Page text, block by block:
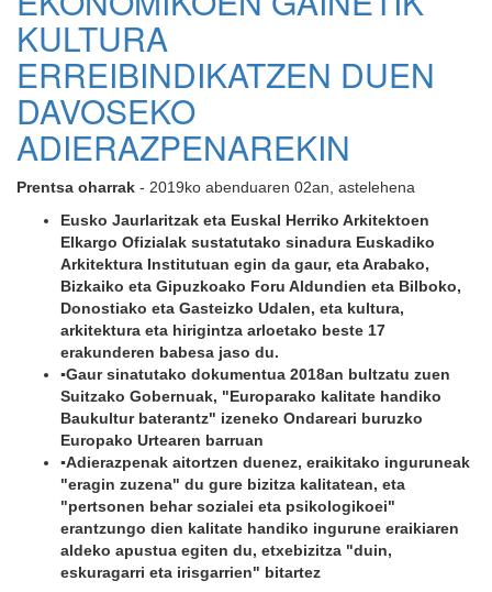
KULTURA
ERREIBINDIKATZEN DUEN
DAVOSEKO
ADIERAZPENAREKIN
Prentsa oharrak - 2019ko abenduaren 02an, astelehena
Eusko Jaurlaritzak eta Euskal Herriko Arkitektoen
Elkargo Ofizialak sustatutako sinadura Euskadiko
Arkitektura Institutuan egin da gaur, eta Arabako,
Bizkaiko eta Gipuzkoako Foru Aldundien eta Bilboko,
Donostiako eta Gasteizko Udalen, eta kultura,
arkitektura eta hirigintza arloetako beste 17
erakunderen babesa jaso du.
▪Gaur sinatutako dokumentua 2018an bultzatu zuen
Suitzako Gobernuak, "Europarako kalitate handiko
Baukultur baterantz" izeneko Ondareari buruzko
Europako Urtearen barruan
▪Adierazpenak aitortzen duenez, eraikitako inguruneak
"eragin zuzena" du gure bizitza kalitatean, eta
"pertsonen behar sozialei eta psikologikoei"
erantzungo dien kalitate handiko ingurune eraikiaren
aldeko apustua egiten du, etxebizitza "duin,
eskuragarri eta irisgarrien" bitartez